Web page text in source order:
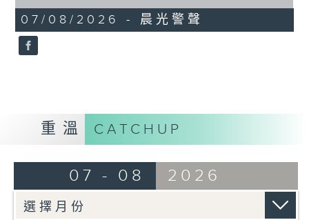
0
seconds
07/08/2026 - 晨光警聲
重溫 CATCHUP
07 - 08 2026